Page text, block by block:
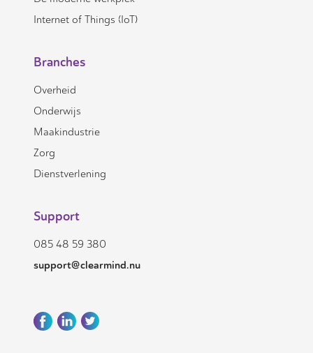
Internet of Things (IoT)
Branches
Overheid
Onderwijs
Maakindustrie
Zorg
Dienstverlening
Support
085 48 59 380
support@clearmind.nu